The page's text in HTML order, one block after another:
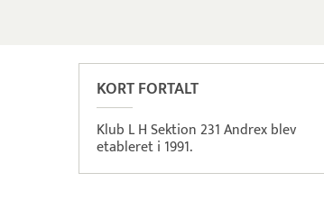
KORT FORTALT
Klub L H Sektion 231 Andrex blev
etableret i 1991.